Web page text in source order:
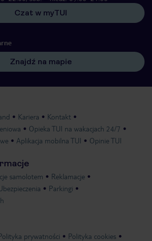
Czat w myTUI
Znajdź na mapie
Kariera
Kontakt
Opieka TUI na wakacjach 24/7
Aplikacja mobilna TUI Opinie TUI
samolotem
Reklamacje
Parkingi
prywatności Polityka cookies